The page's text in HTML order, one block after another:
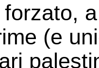
(e